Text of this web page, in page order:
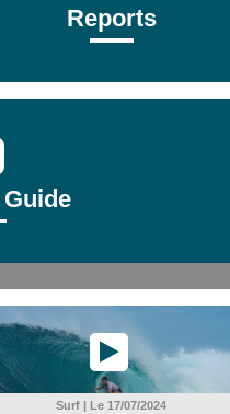
Reports
Surf | Le 17/07/2024